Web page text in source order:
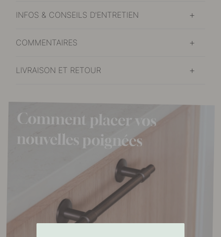
INFOS & CONSEILS D'ENTRETIEN
COMMENTAIRES
LIVRAISON ET RETOUR